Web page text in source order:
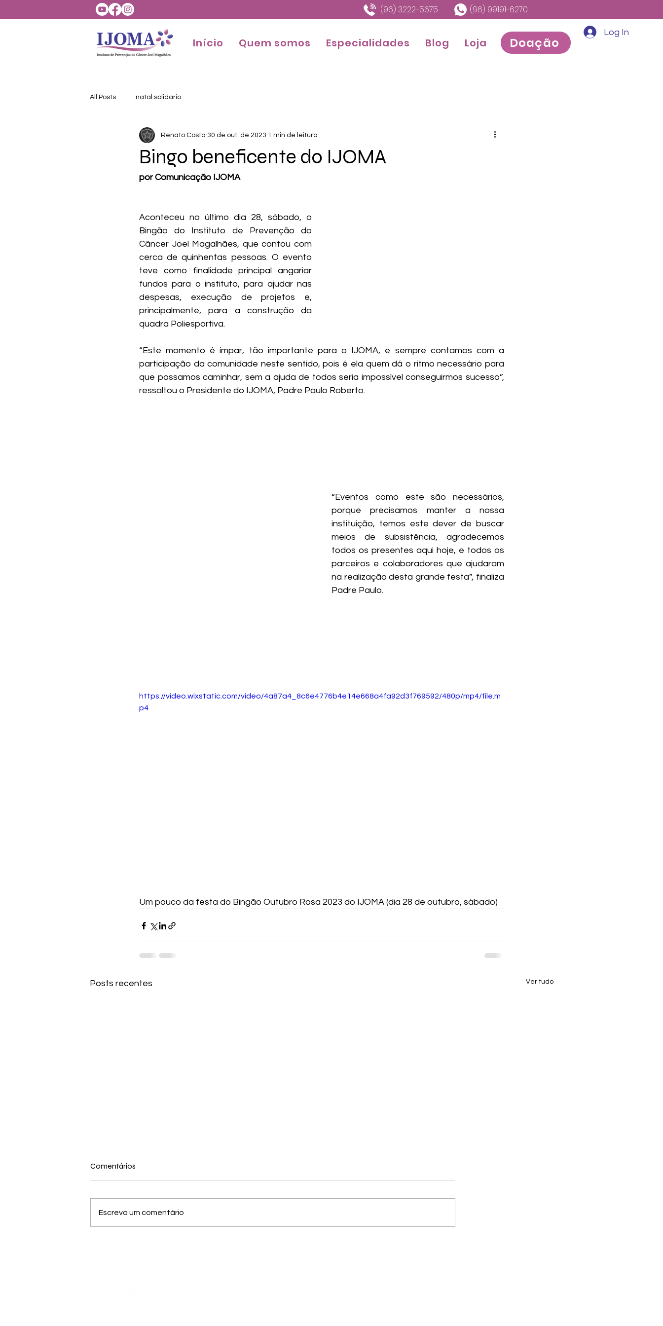
(96) 3222-5675 (96) 99191-6270
Início Quem somos Especialidades Blog Loja Doação
Log In
All Posts natal solidario
Bingo beneficente do IJOMA
Renato Costa 30 de out. de 2023 1 min de leitura
por Comunicação IJOMA
Aconteceu no último dia 28, sábado, o
Bingão do Instituto de Prevenção do
Câncer Joel Magalhães, que contou com
cerca de quinhentas pessoas. O evento
teve como finalidade principal angariar
fundos para o instituto, para ajudar nas
despesas, execução de projetos e,
principalmente, para a construção da
quadra Poliesportiva.
“Este momento é ímpar, tão importante para o IJOMA, e sempre contamos com a
participação da comunidade neste sentido, pois é ela quem dá o ritmo necessário para
que possamos caminhar, sem a ajuda de todos seria impossível conseguirmos sucesso”,
ressaltou o Presidente do IJOMA, Padre Paulo Roberto.
“Eventos como este são necessários,
porque precisamos manter a nossa
instituição, temos este dever de buscar
meios de subsistência, agradecemos
todos os presentes aqui hoje, e todos os
parceiros e colaboradores que ajudaram
na realização desta grande festa”, finaliza
Padre Paulo.
https://video.wixstatic.com/video/4a87a4_8c6e4776b4e14e668a4fa92d3f769592/480p/mp4/file.m
p4
Um pouco da festa do Bingão Outubro Rosa 2023 do IJOMA (dia 28 de outubro, sábado)
Posts recentes Ver tudo
Comentários
Escreva um comentário